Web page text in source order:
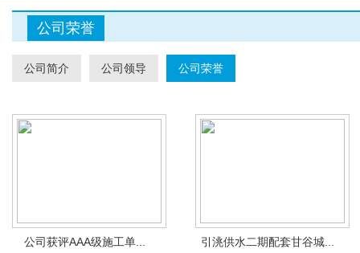
公司荣誉
公司简介 公司领导 公司荣誉
公司获评AAA级施工单... 引洮供水二期配套甘谷城...